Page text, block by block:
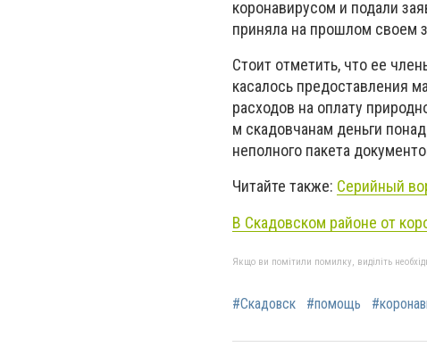
коронавирусом и подали
приняла на прошлом своем
Стоит отметить, что ее
касалось предоставления
расходов на оплату
м скадовчанам деньги
неполного пакета
Читайте также: Серийный
В Скадовском районе от
Якщо ви помітили помилку, виділіть
#Скадовск #помощь